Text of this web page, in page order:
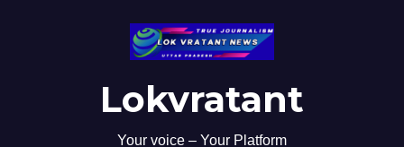
Lokvratant
Your voice – Your Platform